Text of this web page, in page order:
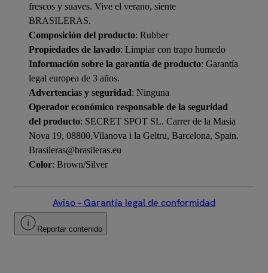
frescos y suaves. Vive el verano, siente
BRASILERAS.
Composición del producto: Rubber
Propiedades de lavado: Limpiar con trapo humedo
Información sobre la garantía de producto: Garantía
legal europea de 3 años.
Advertencias y seguridad: Ninguna
Operador económico responsable de la seguridad
del producto: SECRET SPOT SL. Carrer de la Masia
Nova 19, 08800,Vilanova i la Geltru, Barcelona, Spain.
Brasileras@brasileras.eu
Color: Brown/Silver
Aviso – Garantía legal de conformidad
Reportar contenido